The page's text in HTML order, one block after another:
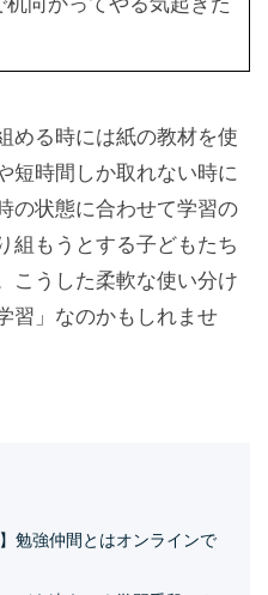
める時には紙の教材を使
短時間しか取れない時に
の状態に合わせて学習の
組もうとする子どもたち
こうした柔軟な使い分け
習」なのかもしれませ
勉強仲間とはオンラインで